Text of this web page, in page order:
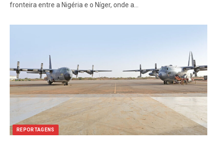
fronteira entre a Nigéria e o Níger, onde a…
REPORTAGENS